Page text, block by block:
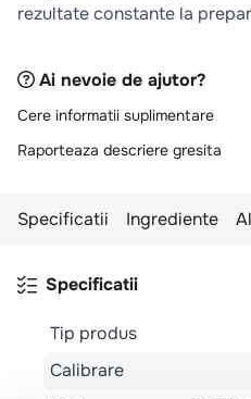
rezultate constante la
Ai nevoie de ajutor?
Cere informatii suplimentare
Raporteaza descriere gresita
Specificatii Ingrediente
Specificatii
Tip produs
Calibrare